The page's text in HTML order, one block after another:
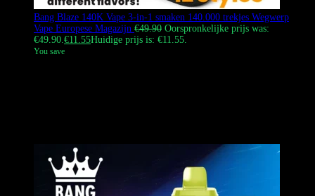
Bang Blaze 140K Vape 3-in-1 smaken 140.000 trekjes Wegwerp
Vape Europese Magazijn €49.90 Oorspronkelijke prijs was:
€49.90.€11.55Huidige prijs is: €11.55.
You save